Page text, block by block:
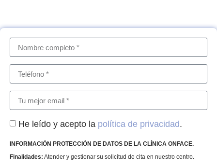
He leído y acepto la política de privacidad.
INFORMACIÓN PROTECCIÓN DE DATOS DE LA CLÍNICA ONFACE.
Finalidades: Atender y gestionar su solicitud de cita en nuestro centro.